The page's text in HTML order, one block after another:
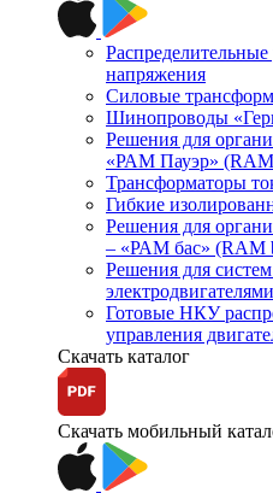
Распределительные
напряжения
Силовые
Шинопроводы
Решения для
«РАМ Пауэр»
Трансформаторы
Гибкие
Решения для
– «РАМ бас» (RAM
Решения для
Готовые НКУ
управления
Скачать каталог
Скачать мобильный